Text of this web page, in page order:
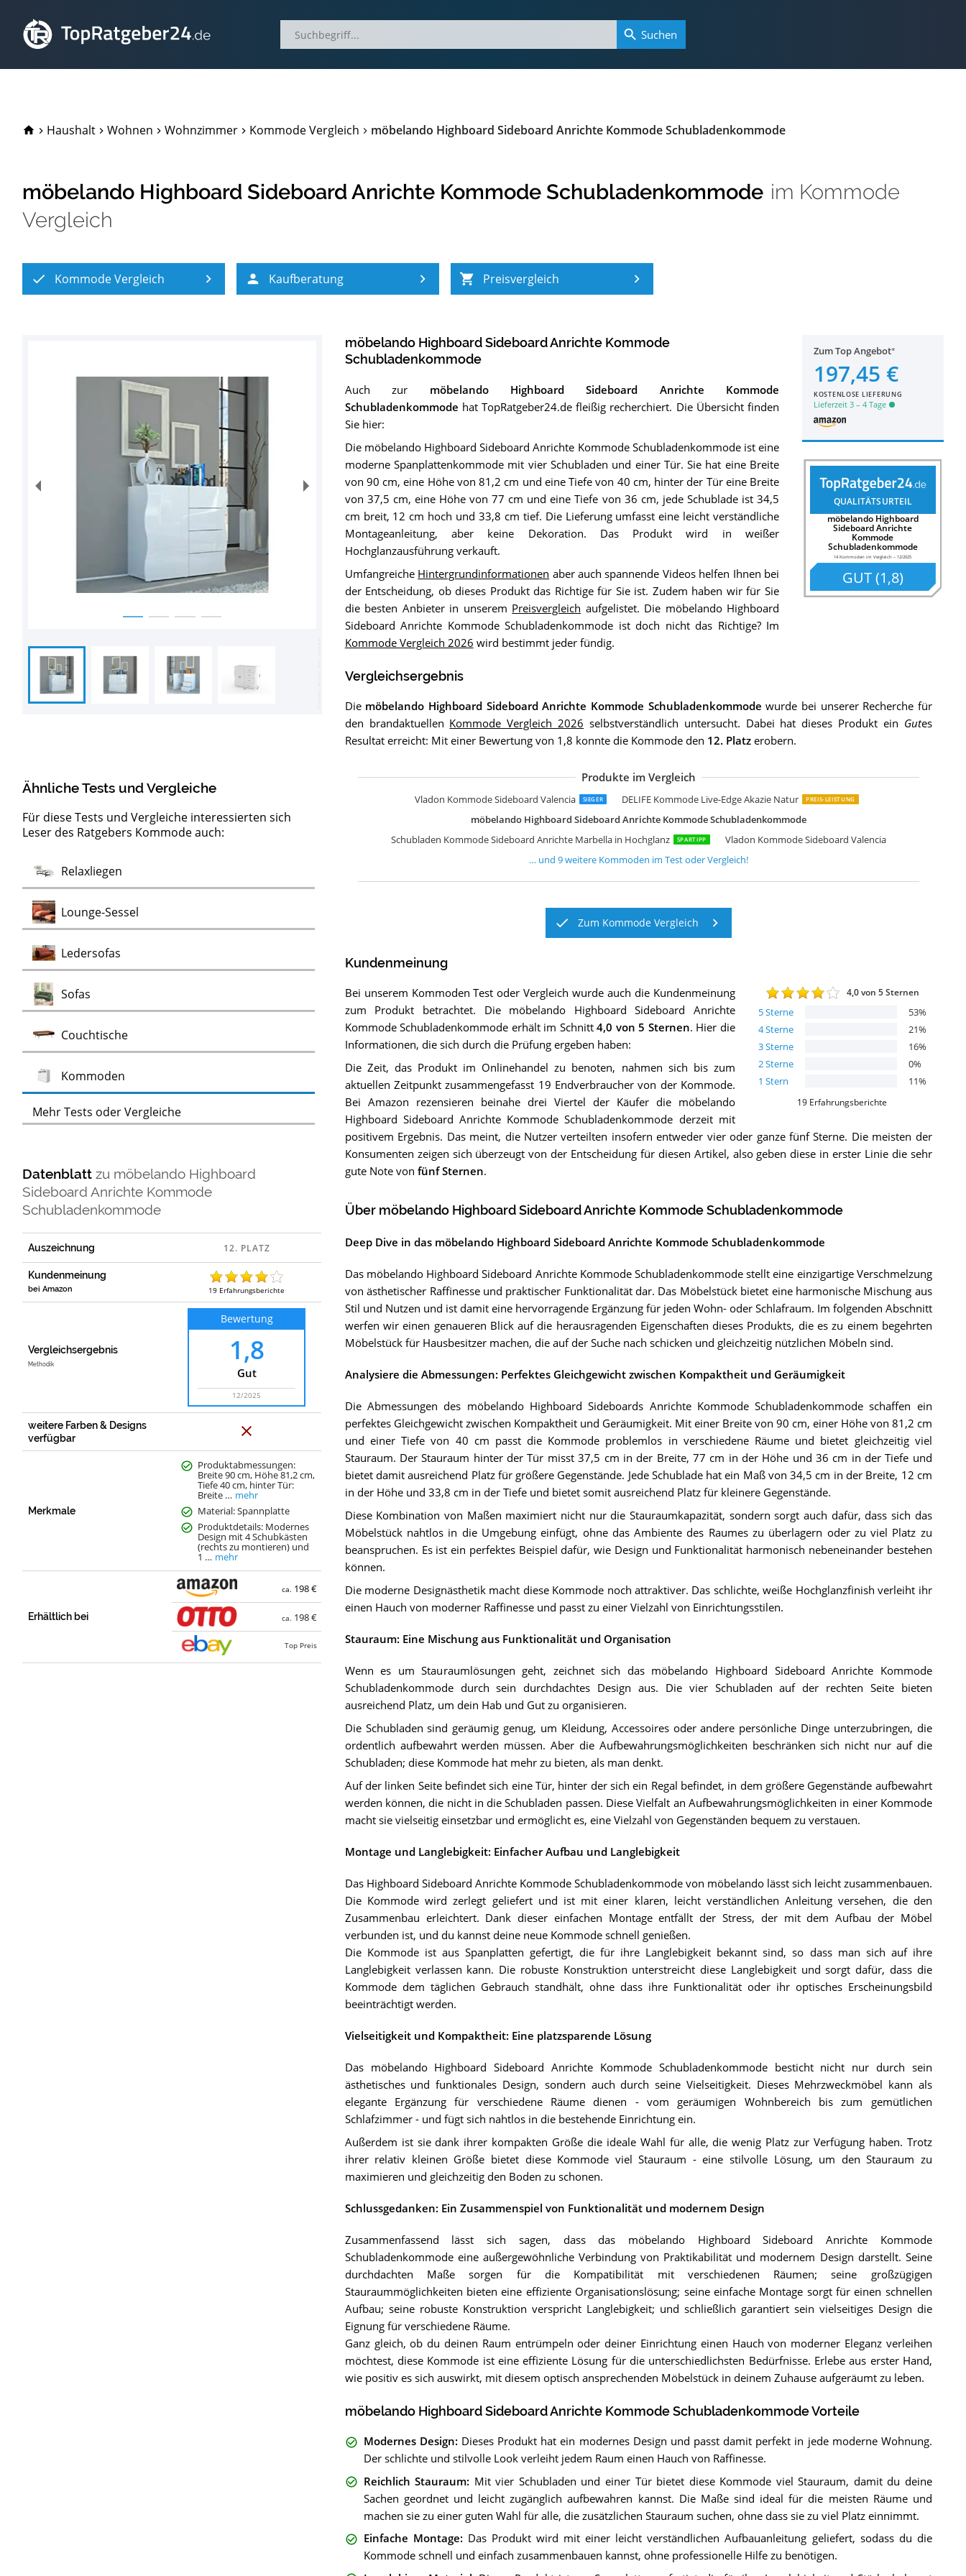
TopRatgeber24.de
Haushalt Wohnen Wohnzimmer Kommode Vergleich möbelando Highboard Sideboard Anrichte Kommode Schubladenkommode
möbelando Highboard Sideboard Anrichte Kommode Schubladenkommode im Kommode
Vergleich
Kommode Vergleich Kaufberatung Preisvergleich
Ähnliche Tests und Vergleiche
Für diese Tests und Vergleiche interessierten sich
Leser des Ratgebers Kommode auch:
Relaxliegen
Lounge-Sessel
Ledersofas
Sofas
CouchtischeTest
Lowboards
SideboardsTest
Kommoden
Barock
KommodenTest
ClubsesselTest
MöbelklassikerTest
SchaukelstühleTest
VitrinenTest
Wohnwände
ChaiselonguesTest
Vintage SesselTest
Mehr Tests oder Vergleiche
Datenblattzu möbelando Highboard
Sideboard Anrichte Kommode
Schubladenkommode
Auszeichnung
Kundenmeinung
bei Amazon 19 Erfahrungsberichte
Vergleichsergebnis
Methodik
Bewertung
1,8
Gut
12/2025
weitere Farben & Designs
verfügbar
Merkmale
Produktabmessungen:
Breite 90 cm, Höhe 81,2 cm,
Tiefe 40 cm, hinter Tür:
Breite … mehr
Material: Spannplatte
Produktdetails: Modernes
Design mit 4 Schubkästen
(rechts zu montieren) und
1 … mehr
Erhältlich bei
ca. 198 €
ca. 198 €
Top Preis
Zum Top Angebot
197,45 €
KOSTENLOSE LIEFERUNG
Lieferzeit 3 – 4 Tage
QUALITÄTSURTEIL
möbelando Highboard
Sideboard Anrichte
Kommode
Schubladenkommode
14 Kommoden im Vergleich –12/2025
GUT(1,8)
möbelando Highboard Sideboard Anrichte Kommode
Schubladenkommode
Auch zur möbelando Highboard Sideboard Anrichte Kommode
Schubladenkommode hat TopRatgeber24.de fleißig recherchiert. Die Übersicht finden
Sie hier:
Die möbelando Highboard Sideboard Anrichte Kommode Schubladenkommode ist eine
moderne Spanplattenkommode mit vier Schubladen und einer Tür. Sie hat eine Breite
von 90 cm, eine Höhe von 81,2 cm und eine Tiefe von 40 cm, hinter der Tür eine Breite
von 37,5 cm, eine Höhe von 77 cm und eine Tiefe von 36 cm, jede Schublade ist 34,5
cm breit, 12 cm hoch und 33,8 cm tief. Die Lieferung umfasst eine leicht verständliche
Montageanleitung, aber keine Dekoration. Das Produkt wird in weißer
Hochglanzausführung verkauft.
Umfangreiche Hintergrundinformationen aber auch spannende Videos helfen Ihnen bei
der Entscheidung, ob dieses Produkt das Richtige für Sie ist. Zudem haben wir für Sie
die besten Anbieter in unserem Preisvergleich aufgelistet. Die möbelando Highboard
Sideboard Anrichte Kommode Schubladenkommode ist doch nicht das Richtige? Im
Kommode Vergleich 2026 wird bestimmt jeder fündig.
Vergleichsergebnis
Die möbelando Highboard Sideboard Anrichte Kommode Schubladenkommode wurde bei unserer Recherche für
den brandaktuellen Kommode Vergleich 2026 selbstverständlich untersucht. Dabei hat dieses Produkt ein Gutes
Resultat erreicht: Mit einer Bewertung von 1,8 konnte die Kommode den 12. Platzerobern.
Produkte im Vergleich
Vladon Kommode Sideboard Valencia SIEGER DELIFE Kommode Live-Edge Akazie Natur PREIS-LEISTUNG
möbelando Highboard Sideboard Anrichte Kommode Schubladenkommode
Schubladen Kommode Sideboard Anrichte Marbella in Hochglanz
SPARTIPP Vladon Kommode Sideboard Valencia
Danzz Kommode Frame
Ibbe Design Schwarz Sideboard
DELIFE Kommode Eloi Akazie Natur 240x40 cm
Mayaadi-Home Kommode
Vladon Kommode Sideboard Pavos V2
Capri Schlafzimmer Kommode in Wildeiche Optik
Forte Clif Kommode mit 3 Türen und 2 Schubkästen
Masseno Kommode TRES 160 cm
Wumagin Kommode mit 10 Stoffschubladen
… und 9weitere Kommoden im Test oder Vergleich!
Zum Kommode Vergleich
Kundenmeinung
4,0von 5 Sternen
5Sterne 53%
4Sterne 21%
3Sterne 16%
2Sterne 0%
1 Stern 11%
19 Erfahrungsberichte
Bei unserem Kommoden Test oder Vergleich wurde auch die Kundenmeinung
zum Produkt betrachtet.
Die
möbelando Highboard Sideboard Anrichte
Kommode Schubladenkommode erhält im Schnitt4,0 von 5 Sternen. Hier die
Informationen, die sich durch die Prüfung ergeben haben:
Die Zeit, das Produkt im Onlinehandel zu benoten, nahmen sich bis zum
aktuellen Zeitpunkt zusammengefasst 19 Endverbraucher von der Kommode.
Bei Amazon rezensieren beinahe drei Viertel der Käufer die möbelando
Highboard Sideboard Anrichte Kommode Schubladenkommode derzeit mit
positivem Ergebnis. Das meint, die Nutzer verteilten insofern entweder vier oder ganze fünf Sterne. Die meisten der
Konsumenten zeigen sich überzeugt von der Entscheidung für diesen Artikel, also geben diese in erster Linie die sehr
gute Note von fünf Sternen.
Über möbelando Highboard Sideboard Anrichte Kommode Schubladenkommode
Deep Dive in das möbelando Highboard Sideboard Anrichte Kommode Schubladenkommode
Das möbelando Highboard Sideboard Anrichte Kommode Schubladenkommode stellt eine einzigartige Verschmelzung
von ästhetischer Raffinesse und praktischer Funktionalität dar. Das Möbelstück bietet eine harmonische Mischung aus
Stil und Nutzen und ist damit eine hervorragende Ergänzung für jeden Wohn- oder Schlafraum. Im folgenden Abschnitt
werfen wir einen genaueren Blick auf die herausragenden Eigenschaften dieses Produkts, die es zu einem begehrten
Möbelstück für Hausbesitzer machen, die auf der Suche nach schicken und gleichzeitig nützlichen Möbeln sind.
Analysiere die Abmessungen: Perfektes Gleichgewicht zwischen Kompaktheit und Geräumigkeit
Die Abmessungen des möbelando Highboard Sideboards Anrichte Kommode Schubladenkommode schaffen ein
perfektes Gleichgewicht zwischen Kompaktheit und Geräumigkeit. Mit einer Breite von 90 cm, einer Höhe von 81,2 cm
und einer Tiefe von 40 cm passt die Kommode problemlos in verschiedene Räume und bietet gleichzeitig viel
Stauraum. Der Stauraum hinter der Tür misst 37,5 cm in der Breite, 77 cm in der Höhe und 36 cm in der Tiefe und
bietet damit ausreichend Platz für größere Gegenstände. Jede Schublade hat ein Maß von 34,5 cm in der Breite, 12 cm
in der Höhe und 33,8 cm in der Tiefe und bietet somit ausreichend Platz für kleinere Gegenstände.
Diese Kombination von Maßen maximiert nicht nur die Stauraumkapazität, sondern sorgt auch dafür, dass sich das
Möbelstück nahtlos in die Umgebung einfügt, ohne das Ambiente des Raumes zu überlagern oder zu viel Platz zu
beanspruchen. Es ist ein perfektes Beispiel dafür, wie Design und Funktionalität harmonisch nebeneinander bestehen
können.
Die moderne Designästhetik macht diese Kommode noch attraktiver. Das schlichte, weiße Hochglanzfinish verleiht ihr
einen Hauch von moderner Raffinesse und passt zu einer Vielzahl von Einrichtungsstilen.
Stauraum: Eine Mischung aus Funktionalität und Organisation
Wenn es um Stauraumlösungen geht, zeichnet sich das möbelando Highboard Sideboard Anrichte Kommode
Schubladenkommode durch sein durchdachtes Design aus. Die vier Schubladen auf der rechten Seite bieten
ausreichend Platz, um dein Hab und Gut zu organisieren.
Die Schubladen sind geräumig genug, um Kleidung, Accessoires oder andere persönliche Dinge unterzubringen, die
ordentlich aufbewahrt werden müssen. Aber die Aufbewahrungsmöglichkeiten beschränken sich nicht nur auf die
Schubladen; diese Kommode hat mehr zu bieten, als man denkt.
Auf der linken Seite befindet sich eine Tür, hinter der sich ein Regal befindet, in dem größere Gegenstände aufbewahrt
werden können, die nicht in die Schubladen passen. Diese Vielfalt an Aufbewahrungsmöglichkeiten in einer Kommode
macht sie vielseitig einsetzbar und ermöglicht es, eine Vielzahl von Gegenständen bequem zu verstauen.
Montage und Langlebigkeit: Einfacher Aufbau und Langlebigkeit
Das Highboard Sideboard Anrichte Kommode Schubladenkommode von möbelando lässt sich leicht zusammenbauen.
Die Kommode wird zerlegt geliefert und ist mit einer klaren, leicht verständlichen Anleitung versehen, die den
Zusammenbau erleichtert. Dank dieser einfachen Montage entfällt der Stress, der mit dem Aufbau der Möbel
verbunden ist, und du kannst deine neue Kommode schnell genießen.
Die Kommode ist aus Spanplatten gefertigt, die für ihre Langlebigkeit bekannt sind, so dass man sich auf ihre
Langlebigkeit verlassen kann. Die robuste Konstruktion unterstreicht diese Langlebigkeit und sorgt dafür, dass die
Kommode dem täglichen Gebrauch standhält, ohne dass ihre Funktionalität oder ihr optisches Erscheinungsbild
beeinträchtigt werden.
Vielseitigkeit und Kompaktheit: Eine platzsparende Lösung
Das möbelando Highboard Sideboard Anrichte Kommode Schubladenkommode besticht nicht nur durch sein
ästhetisches und funktionales Design, sondern auch durch seine Vielseitigkeit. Dieses Mehrzweckmöbel kann als
elegante Ergänzung für verschiedene Räume dienen - vom geräumigen Wohnbereich bis zum gemütlichen
Schlafzimmer - und fügt sich nahtlos in die bestehende Einrichtung ein.
Außerdem ist sie dank ihrer kompakten Größe die ideale Wahl für alle, die wenig Platz zur Verfügung haben. Trotz
ihrer relativ kleinen Größe bietet diese Kommode viel Stauraum - eine stilvolle Lösung, um den Stauraum zu
maximieren und gleichzeitig den Boden zu schonen.
Schlussgedanken: Ein Zusammenspiel von Funktionalität und modernem Design
Zusammenfassend lässt sich sagen, dass das möbelando Highboard Sideboard Anrichte Kommode
Schubladenkommode eine außergewöhnliche Verbindung von Praktikabilität und modernem Design darstellt. Seine
durchdachten Maße sorgen für die Kompatibilität mit verschiedenen Räumen; seine großzügigen
Stauraummöglichkeiten bieten eine effiziente Organisationslösung; seine einfache Montage sorgt für einen schnellen
Aufbau; seine robuste Konstruktion verspricht Langlebigkeit; und schließlich garantiert sein vielseitiges Design die
Eignung für verschiedene Räume.
Ganz gleich, ob du deinen Raum entrümpeln oder deiner Einrichtung einen Hauch von moderner Eleganz verleihen
möchtest, diese Kommode ist eine effiziente Lösung für die unterschiedlichsten Bedürfnisse. Erlebe aus erster Hand,
wie positiv es sich auswirkt, mit diesem optisch ansprechenden Möbelstück in deinem Zuhause aufgeräumt zu leben.
möbelando Highboard Sideboard Anrichte Kommode Schubladenkommode Vorteile
Modernes Design: Dieses Produkt hat ein modernes Design und passt damit perfekt in jede moderne Wohnung.
Der schlichte und stilvolle Look verleiht jedem Raum einen Hauch von Raffinesse.
Reichlich Stauraum: Mit vier Schubladen und einer Tür bietet diese Kommode viel Stauraum, damit du deine
Sachen geordnet und leicht zugänglich aufbewahren kannst. Die Maße sind ideal für die meisten Räume und
machen sie zu einer guten Wahl für alle, die zusätzlichen Stauraum suchen, ohne dass sie zu viel Platz einnimmt.
Einfache Montage: Das Produkt wird mit einer leicht verständlichen Aufbauanleitung geliefert, sodass du die
Kommode schnell und einfach zusammenbauen kannst, ohne professionelle Hilfe zu benötigen.
Suchen